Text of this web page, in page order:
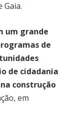
Gaia.
um grande
de
de cidadania
construção
em